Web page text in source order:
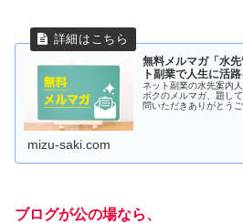
無料メルマガ「水
ト副業で人生に活路
ネット副業の水先案内
ボクのメルマガ、題し
問いただきありがとう
mizu-saki.com
ブログが公の場なら、